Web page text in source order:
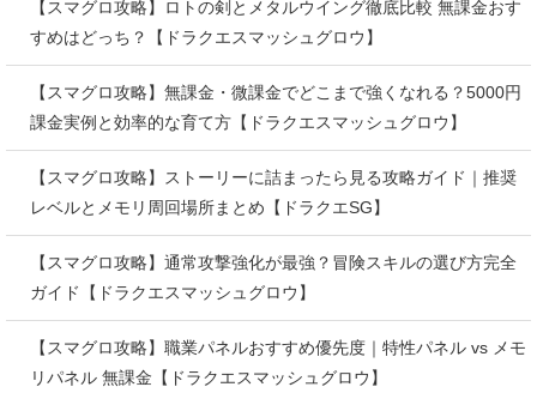
【スマグロ攻略】ロトの剣とメタルウイング徹底比較 無課金おす
すめはどっち？【ドラクエスマッシュグロウ】
【スマグロ攻略】無課金・微課金でどこまで強くなれる？5000円
課金実例と効率的な育て方【ドラクエスマッシュグロウ】
【スマグロ攻略】ストーリーに詰まったら見る攻略ガイド｜推奨
レベルとメモリ周回場所まとめ【ドラクエSG】
【スマグロ攻略】通常攻撃強化が最強？冒険スキルの選び方完全
ガイド【ドラクエスマッシュグロウ】
【スマグロ攻略】職業パネルおすすめ優先度｜特性パネル vs メモ
リパネル 無課金【ドラクエスマッシュグロウ】